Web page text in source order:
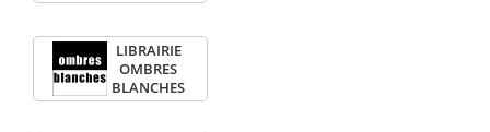
LIBRAIRIE
OMBRES
BLANCHES